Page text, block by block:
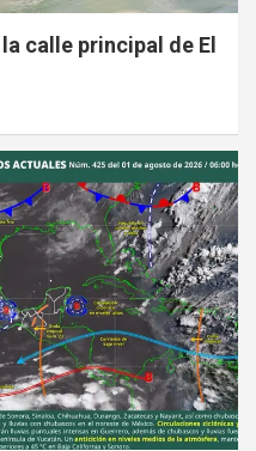
calle principal de El